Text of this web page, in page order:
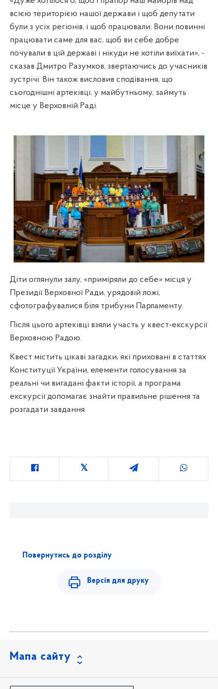
всією територією нашої держави і щоб депутати
були з усіх регіонів, і щоб працювали. Вони повинні
працювати саме для вас, щоб ви себе добре
почували в цій державі і нікуди не хотіли виїхати», -
сказав Дмитро Разумков, звертаючись до учасників
зустрічі. Він також висловив сподівання, що
сьогоднішні артеківці, у майбутньому, займуть
місце у Верховній Раді.
Діти оглянули залу, «приміряли до себе» місця у
Президії Верховної Ради, урядовій ложі,
сфотографувалися біля трибуни Парламенту.
Після цього артеківці взяли участь у квест-екскурсії
Верховною Радою.
Квест містить цікаві загадки, які приховані в статтях
Конституції України, елементи голосування за
реальні чи вигадані факти історії, а програма
екскурсії допомагає знайти правильне рішення та
розгадати завдання.
Повернутись до розділу
Версія для друку
Мапа сайту